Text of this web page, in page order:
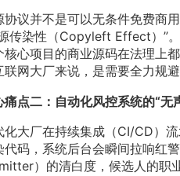
协议并不是可以无条件免费商
传染性（Copyleft Effect）”
核心项目的商业源码在法理上
联网大厂来说，是需要全力规避
痛点二：自动化风控系统的“无
化大厂在持续集成（CI/CD）
代码，系统后台会瞬间拉响红
）的清白度，候选人的职